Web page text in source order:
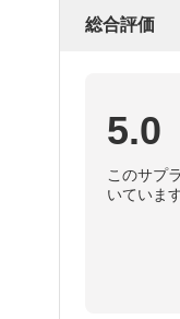
総合評価
5.0
このサプ
いていま